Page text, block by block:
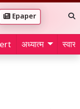
Epaper
अध्यात्म